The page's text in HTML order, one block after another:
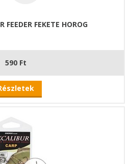
FEEDER FEKETE HOROG
590 Ft